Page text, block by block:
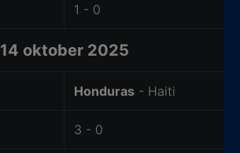
1 - 0
14 oktober 2025
Honduras - Haiti
3 - 0